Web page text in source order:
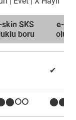
skin SKS
boru
e-
✔